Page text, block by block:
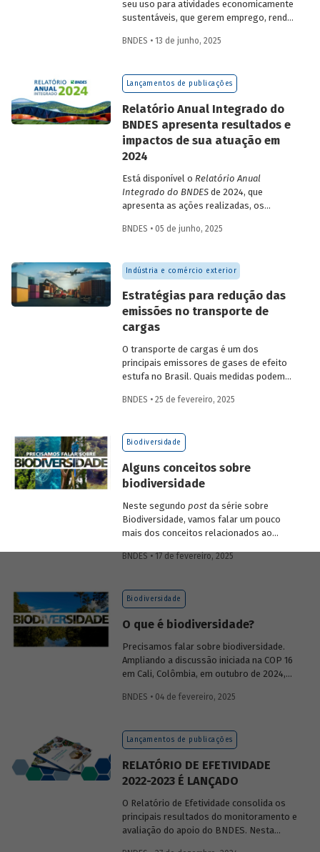
seu uso para atividades economicamente
sustentáveis, que gerem emprego, renda
vive nessas regiões, não são excludentes.
desafio para a gestão e preservação das
florestas e da possibilidade de utilização
privado para viabilizar o desenvolvimento
sustentável nessas regiões.
BNDES • 13 de junho, 2025
Lançamentos de publicações
Relatório Anual Integrado do
BNDES apresenta resultados e
impactos de sua atuação em
2024
Está disponível o Relatório Anual
Integrado do BNDESde 2024, que
apresenta as ações realizadas, os
sua atuação no ano passado. O
contribuiu com a retomada do
crescimento do país, tendo se fortalecido
como grande vetor da
neoindustrialização e do fomento à
inovação, à transição energética, à
economia verde e aos investimentos de
BNDES • 05 de junho, 2025
Indústria e comércio exterior
Estratégias para redução das
emissões no transporte de
cargas
O transporte de cargas é um dos
principais emissores de gases de efeito
estufa no Brasil. Quais medidas podem
ambiental? Confira as estratégias que
BNDES • 25 de fevereiro, 2025
Biodiversidade
Alguns conceitos sobre
biodiversidade
Neste segundo postda série sobre
Biodiversidade, vamos falar um pouco
mais dos conceitos relacionados ao
ecossistêmicos, entre outros.
BNDES • 17 de fevereiro, 2025
Biodiversidade
O que é biodiversidade?
Precisamos falar sobre biodiversidade.
Ampliando a discussão iniciada na COP 16
em Cali, Colômbia, em outubro de 2024,
(anteriormente divulgados sob forma de
os conceitos a ela relacionados, o
contexto atual das discussões sobre o
setores se relacionam com o assunto.
BNDES • 04 de fevereiro, 2025
Lançamentos de publicações
RELATÓRIO DE EFETIVIDADE
2022-2023 É LANÇADO
O Relatório de Efetividade consolida os
principais resultados do monitoramento e
avaliação do apoio do BNDES. Nesta